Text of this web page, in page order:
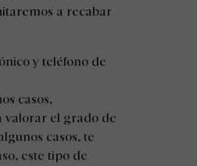
a recabar
y teléfono de
casos,
valorar el grado de
casos, te
este tipo de